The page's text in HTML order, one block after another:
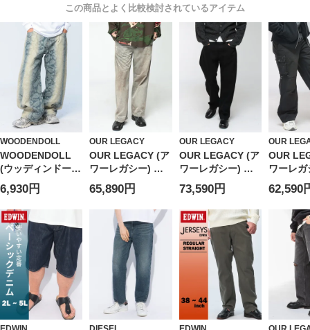
この商品とよく比較検討されているアイテム
WOODENDOLL
WOODENDOLL
(ウッディンドー
ル) ペイズリージ
ャカード デニム
パンツ
6,930円
OUR LEGACY
OUR LEGACY (ア
ワーレガシー) メ
ンズ チノパンツ
ヴィンテージウォ
ッシュ加工 ボタン
フライ ストレート
ワイドレッグ パン
ツ OLM2265RO
65,890円
OUR LEGACY
OUR LEGACY (ア
ワーレガシー) メ
ンズ デニムパンツ
ワイドレッグフィ
ット ブラックセル
ビッジ サードカッ
トジーンズ THIRD
CUT Black
Selvedge
OLM2255TCB
73,590円
OUR
OUR
ワーレ
ンズ カ
ペイン
ライ ポ
ンツ
Wash
62,590